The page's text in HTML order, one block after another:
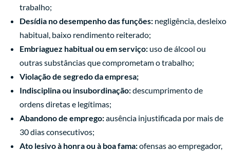
trabalho;
Desídia no desempenho das funções:negligência, desleixo
habitual, baixo rendimento reiterado;
Embriaguez habitual ou em serviço:uso de álcool ou
outras substâncias que comprometam o trabalho;
Violação de segredo da empresa;
Indisciplina ou insubordinação:descumprimento de
ordens diretas e legítimas;
Abandono de emprego:ausência injustificada por mais de
30 dias consecutivos;
Ato lesivo à honra ou à boa fama:ofensas ao empregador,